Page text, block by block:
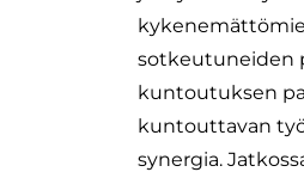
sotkeutuneiden
kuntoutuksen
kuntouttavan
synergia.